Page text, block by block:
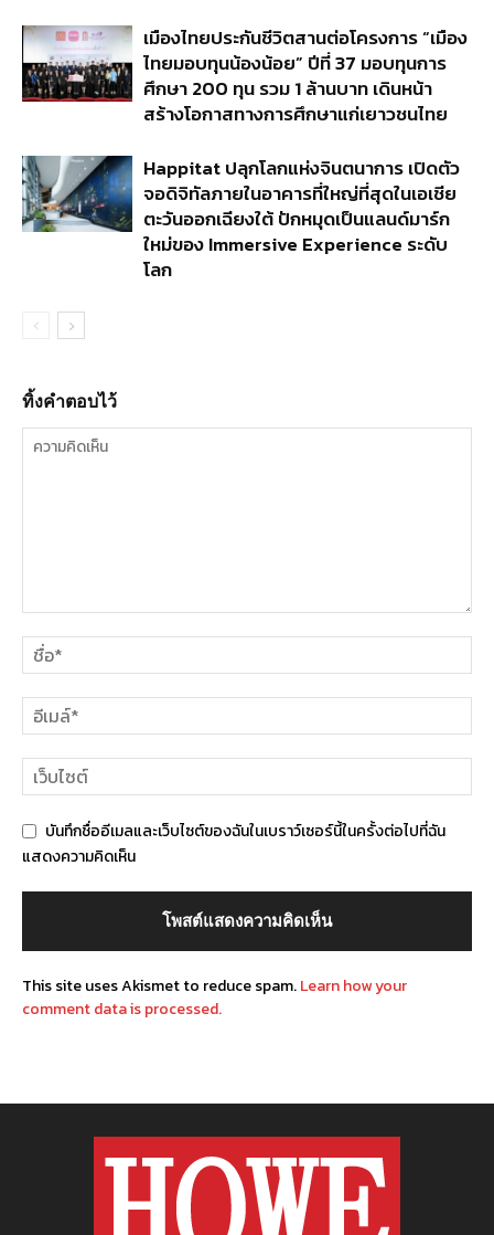
เมืองไทยประกันชีวิตสานต่อโครงการ “เมือง
ไทยมอบทุนน้องน้อย” ปีที่ 37 มอบทุนการ
ศึกษา 200 ทุน รวม 1 ล้านบาท เดินหน้า
สร้างโอกาสทางการศึกษาแก่เยาวชนไทย
Happitat ปลุกโลกแห่งจินตนาการ เปิดตัว
จอดิจิทัลภายในอาคารที่ใหญ่ที่สุดในเอเชีย
ตะวันออกเฉียงใต้ ปักหมุดเป็นแลนด์มาร์ก
ใหม่ของ Immersive Experience ระดับ
โลก
ทิ้งคำตอบไว้
บันทึกชื่ออีเมลและเว็บไซต์ของฉันในเบราว์เซอร์นี้ในครั้งต่อไปที่ฉัน
แสดงความคิดเห็น
This site uses Akismet to reduce spam.Learn how your
comment data is processed.